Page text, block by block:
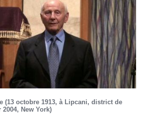
(13 octobre 1913, à Lipcani, district de
New York)